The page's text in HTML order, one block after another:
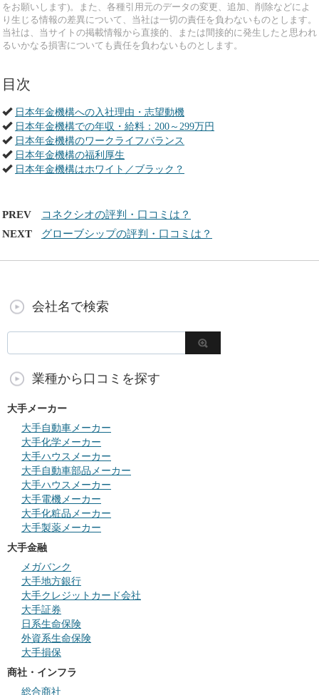
をお願いします)。また、各種引用元のデータの変更、追加、削除などによ
り生じる情報の差異について、当社は一切の責任を負わないものとします。
当社は、当サイトの掲載情報から直接的、または間接的に発生したと思われ
るいかなる損害についても責任を負わないものとします。
目次
日本年金機構への入社理由・志望動機
日本年金機構での年収・給料：200～299万円
日本年金機構のワークライフバランス
日本年金機構の福利厚生
日本年金機構はホワイト／ブラック？
PREV
コネクシオの評判・口コミは？
NEXT
グローブシップの評判・口コミは？
会社名で検索
業種から口コミを探す
大手メーカー
大手自動車メーカー
大手化学メーカー
大手ハウスメーカー
大手自動車部品メーカー
大手ハウスメーカー
大手電機メーカー
大手化粧品メーカー
大手製薬メーカー
大手金融
メガバンク
大手地方銀行
大手クレジットカード会社
大手証券
日系生命保険
外資系生命保険
大手損保
商社・インフラ
総合商社